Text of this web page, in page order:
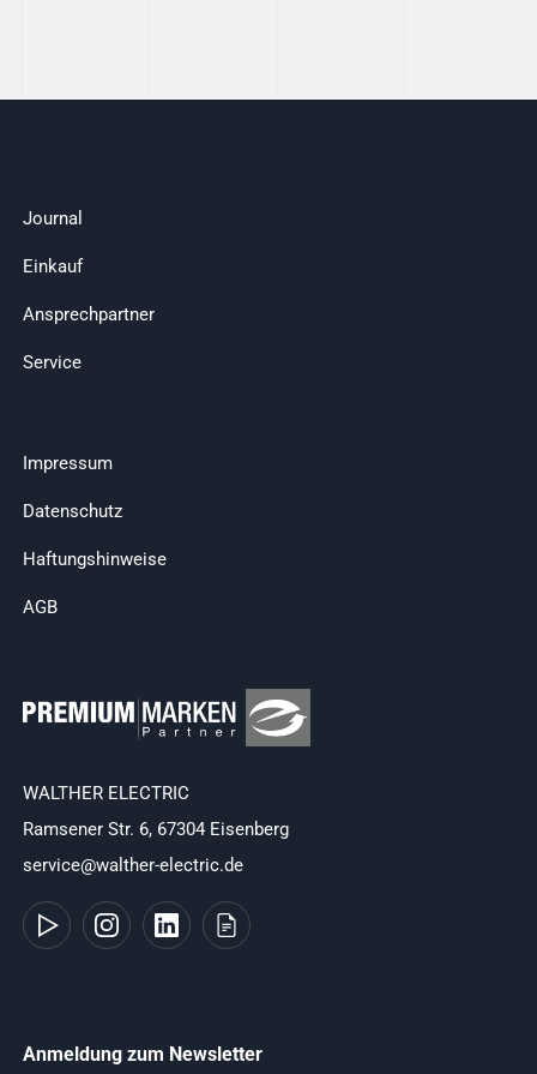
Journal
Einkauf
Ansprechpartner
Service
Impressum
Datenschutz
Haftungshinweise
AGB
WALTHER ELECTRIC
Ramsener Str. 6, 67304 Eisenberg
service@walther-electric.de
Anmeldung zum Newsletter